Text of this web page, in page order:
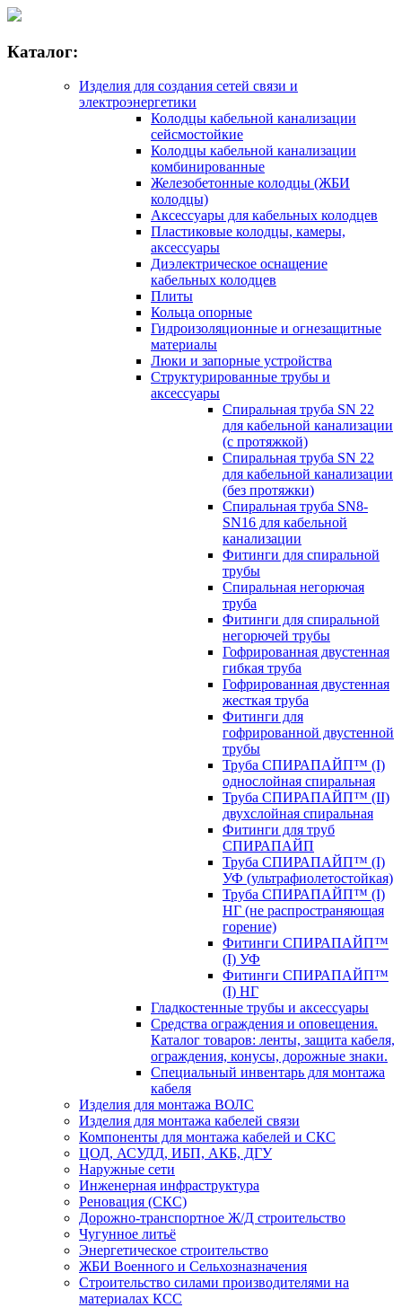
Каталог:
Изделия для создания сетей связи и
электроэнергетики
Колодцы кабельной канализации
сейсмостойкие
Колодцы кабельной канализации
комбинированные
Железобетонные колодцы (ЖБИ
колодцы)
Аксессуары для кабельных колодцев
Пластиковые колодцы, камеры,
аксессуары
Диэлектрическое оснащение
кабельных колодцев
Плиты
Кольца опорные
Гидроизоляционные и огнезащитные
материалы
Люки и запорные устройства
Структурированные трубы и
аксессуары
Спиральная труба SN 22
для кабельной канализации
(с протяжкой)
Спиральная труба SN 22
для кабельной канализации
(без протяжки)
Спиральная труба SN8-
SN16 для кабельной
канализации
Фитинги для спиральной
трубы
Спиральная негорючая
труба
Фитинги для спиральной
негорючей трубы
Гофрированная двустенная
гибкая труба
Гофрированная двустенная
жесткая труба
Фитинги для
гофрированной двустенной
трубы
Труба СПИРАПАЙП™ (I)
однослойная спиральная
Труба СПИРАПАЙП™ (II)
двухслойная спиральная
Фитинги для труб
СПИРАПАЙП
Труба СПИРАПАЙП™ (I)
УФ (ультрафиолетостойкая)
Труба СПИРАПАЙП™ (I)
НГ (не распространяющая
горение)
Фитинги СПИРАПАЙП™
(I) УФ
Фитинги СПИРАПАЙП™
(I) НГ
Гладкостенные трубы и аксессуары
Средства ограждения и оповещения.
Каталог товаров: ленты, защита кабеля,
ограждения, конусы, дорожные знаки.
Специальный инвентарь для монтажа
кабеля
Изделия для монтажа ВОЛС
Изделия для монтажа кабелей связи
Компоненты для монтажа кабелей и СКС
ЦОД, АСУДД, ИБП, АКБ, ДГУ
Наружные сети
Инженерная инфраструктура
Реновация (СКС)
Дорожно-транспортное Ж/Д строительство
Чугунное литьё
Энергетическое строительство
ЖБИ Военного и Сельхозназначения
Строительство силами производителями на
материалах КСС